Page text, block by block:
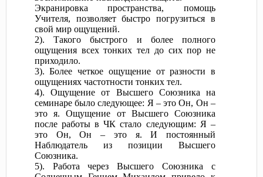
Экранировка пространства, помощь
Учителя, позволяет быстро погрузиться в
свой мир ощущений.
2). Такого быстрого и более полного
ощущения всех тонких тел до сих пор не
приходило.
3). Более четкое ощущение от разности в
ощущениях частотности тонких тел.
4). Ощущение от Высшего Союзника на
семинаре было следующее: Я – это Он, Он –
это я. Ощущение от Высшего Союзника
после работы в ЧК стало следующим: Я –
это Он, Он – это я. И постоянный
Наблюдатель из позиции Высшего
Союзника.
5). Работа через Высшего Союзника с